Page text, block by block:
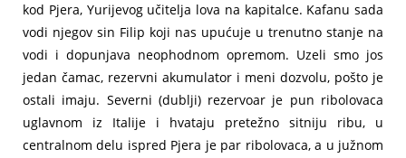
kod Pjera, Yurijevog učitelja lova na kapitalce. Kafanu sada
vodi njegov sin Filip koji nas upućuje u trenutno stanje na
vodi i dopunjava neophodnom opremom. Uzeli smo jos
jedan čamac, rezervni akumulator i meni dozvolu, pošto je
ostali imaju. Severni (dublji) rezervoar je pun ribolovaca
uglavnom iz Italije i hvataju pretežno sitniju ribu, u
centralnom delu ispred Pjera je par ribolovaca, a u južnom